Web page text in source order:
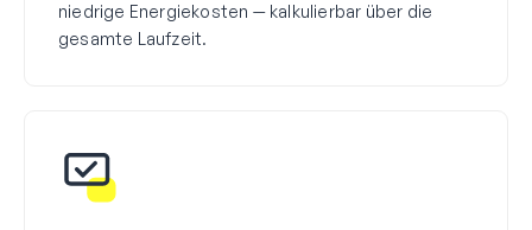
niedrige Energiekosten — kalkulierbar über die
gesamte Laufzeit.